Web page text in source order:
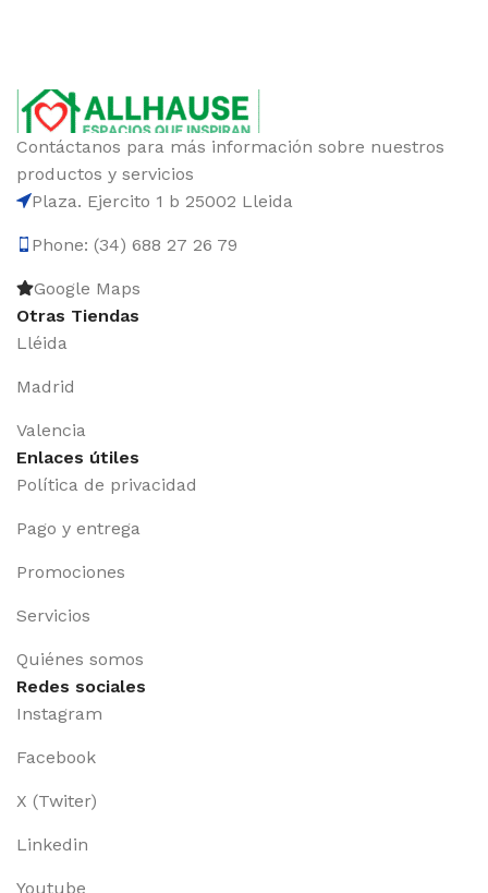
Contáctanos para más información sobre nuestros
productos y servicios
Plaza. Ejercito 1 b 25002 Lleida
Phone: (34) 688 27 26 79
Google Maps
Otras Tiendas
Lléida
Madrid
Valencia
Enlaces útiles
Política de privacidad
Pago y entrega
Promociones
Servicios
Quiénes somos
Redes sociales
Instagram
Facebook
X (Twiter)
Linkedin
Youtube